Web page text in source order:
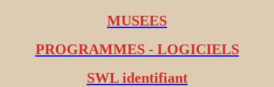
MUSEES
PROGRAMMES - LOGICIELS
SWL identifiant